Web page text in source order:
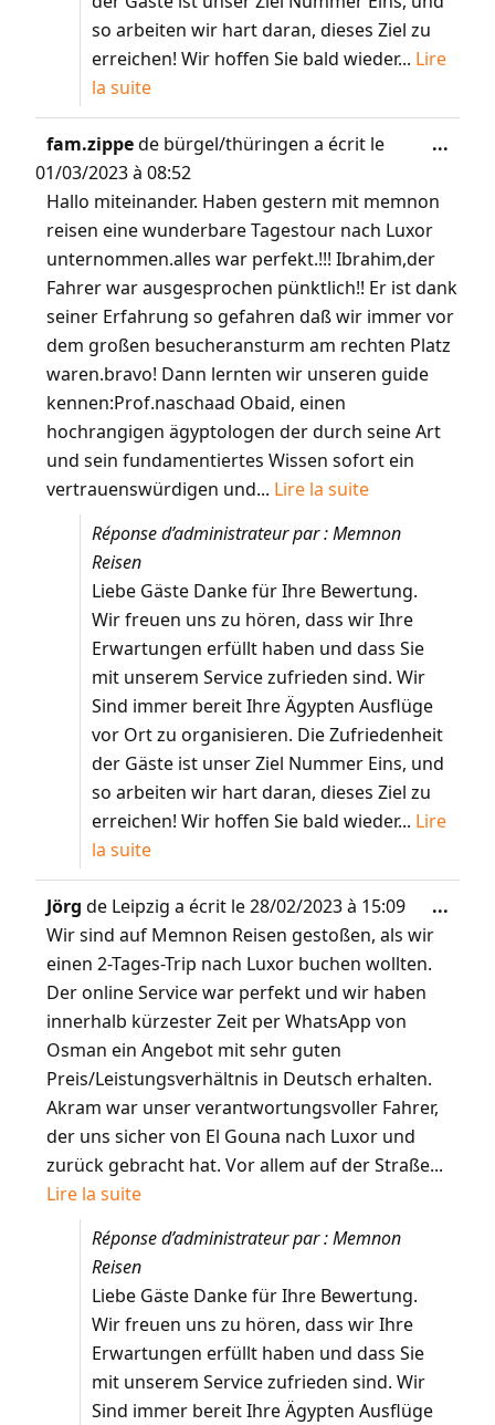
so arbeiten wir hart daran, dieses Ziel zu
erreichen! Wir hoffen Sie bald wieder... Lire
la suite
fam.zippede bürgel/thüringen a écrit le
01/03/2023 à 08:52
Hallo miteinander. Haben gestern mit memnon
reisen eine wunderbare Tagestour nach Luxor
unternommen.alles war perfekt.!!! Ibrahim,der
Fahrer war ausgesprochen pünktlich!! Er ist dank
seiner Erfahrung so gefahren daß wir immer vor
dem großen besucheransturm am rechten Platz
waren.bravo! Dann lernten wir unseren guide
kennen:Prof.naschaad Obaid, einen
hochrangigen ägyptologen der durch seine Art
und sein fundamentiertes Wissen sofort ein
vertrauenswürdigen und... Lire la suite
Réponse d’administrateur par : Memnon
Reisen
Liebe Gäste Danke für Ihre Bewertung.
Wir freuen uns zu hören, dass wir Ihre
Erwartungen erfüllt haben und dass Sie
mit unserem Service zufrieden sind. Wir
Sind immer bereit Ihre Ägypten Ausflüge
vor Ort zu organisieren. Die Zufriedenheit
der Gäste ist unser Ziel Nummer Eins, und
so arbeiten wir hart daran, dieses Ziel zu
erreichen! Wir hoffen Sie bald wieder... Lire
la suite
...
Jörgde Leipzig a écrit le28/02/2023 à 15:09
Wir sind auf Memnon Reisen gestoßen, als wir
einen 2-Tages-Trip nach Luxor buchen wollten.
Der online Service war perfekt und wir haben
innerhalb kürzester Zeit per WhatsApp von
Osman ein Angebot mit sehr guten
Preis/Leistungsverhältnis in Deutsch erhalten.
Akram war unser verantwortungsvoller Fahrer,
der uns sicher von El Gouna nach Luxor und
zurück gebracht hat. Vor allem auf der Straße...
Lire la suite
Réponse d’administrateur par : Memnon
Reisen
Liebe Gäste Danke für Ihre Bewertung.
Wir freuen uns zu hören, dass wir Ihre
Erwartungen erfüllt haben und dass Sie
mit unserem Service zufrieden sind. Wir
Sind immer bereit Ihre Ägypten Ausflüge
...